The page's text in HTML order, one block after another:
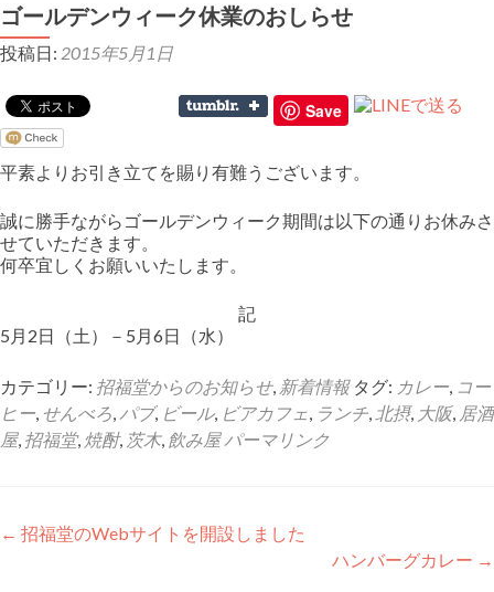
ン
ツ
ス
キ
ッ
プ
ビア・カフェ タイム（居酒屋）
ゴールデンウィーク休業のおしらせ
投稿日: 2015年5月1日
Save
平素よりお引き立てを賜り有難うございます。
誠に勝手ながらゴールデンウィーク期間は以下の通りお休みさ
せていただきます。
何卒宜しくお願いいたします。
記
5月2日（土）－5月6日（水）
カテゴリー: 招福堂からのお知らせ, 新着情報タグ: カレー, コー
ヒー, せんべろ, パブ, ビール, ビアカフェ, ランチ, 北摂, 大阪, 居酒
屋, 招福堂, 焼酎, 茨木, 飲み屋 パーマリンク
投
← 招福堂のWebサイトを開設しました
ハンバーグカレー →